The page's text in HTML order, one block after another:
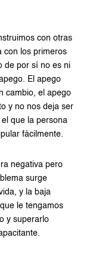
con otras
con los primeros
de por sí no es ni
El apego
cambio, el apego
y no nos deja ser
que la persona
fácilmente.
negativa pero
surge
y la baja
le tengamos
y superarlo